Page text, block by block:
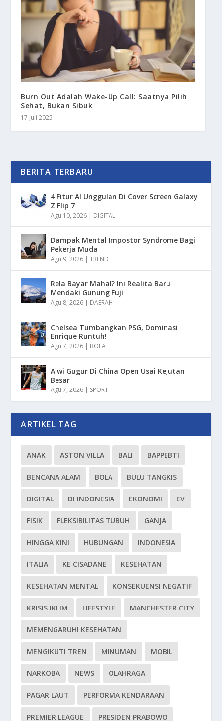
Burn Out Adalah Wake-Up Call: Saatnya Pilih
Sehat, Bukan Sibuk
17 Juli 2025
BERITA TERBARU
4 Fitur AI Unggulan Di Cover Screen Galaxy
Z Flip 7
Agu 10, 2026 | DIGITAL
Dampak Mental Impostor Syndrome Bagi
Pekerja Muda
Agu 9, 2026 |TREND
Rela Bayar Mahal? Ini Realita Baru
Mendaki Gunung Fuji
Agu 8, 2026 | DAERAH
Chelsea Tumbangkan PSG, Dominasi
Enrique Runtuh!
Agu 7, 2026 | BOLA
Alwi Gugur Di China Open Usai Kejutan
Besar
Agu 7, 2026 | SPORT
ARTIKEL TAG
ANAK ASTON VILLA BALI BAPPEBTI
BENCANA ALAM BOLA BULU TANGKIS
DIGITAL DI INDONESIA EKONOMI EV
FISIK FLEKSIBILITAS TUBUH GANJA
HINGGA KINI HUBUNGAN INDONESIA
ITALIA KE CISADANE KESEHATAN
KESEHATAN MENTAL KONSEKUENSI NEGATIF
KRISIS IKLIM LIFESTYLE MANCHESTER CITY
MEMENGARUHI KESEHATAN
MENGIKUTI TREN MINUMAN MOBIL
NARKOBA NEWS OLAHRAGA
PAGAR LAUT PERFORMA KENDARAAN
PREMIER LEAGUE PRESIDEN PRABOWO